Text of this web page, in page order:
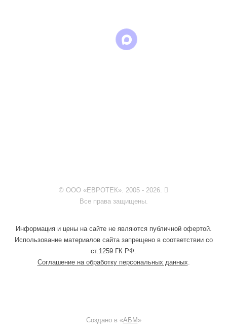
© ООО «ЕВРОТЕК». 2005 - 2026.
Все права защищены.
Информация и цены на сайте не являются публичной офертой.
Использование материалов сайта запрещено в соответствии со
ст.1259 ГК РФ.
Соглашение на обработку персональных данных
Создано в «АБМ »